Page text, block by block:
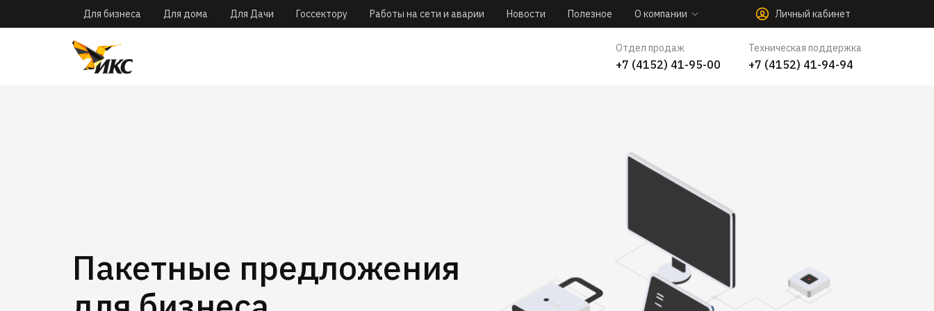
Для бизнеса Для дома Для Дачи Госсектору Работы на сети и аварии Новости Полезное О компании Личный кабинет
Отдел продаж
+7 (4152) 41-95-00
Техническая поддержка
+7 (4152) 41-94-94
Пакетные предложения